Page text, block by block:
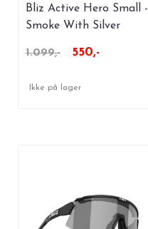
Bliz Active Hero Small -
Smoke With Silver
1.099,-
550,-
Ikke på lager